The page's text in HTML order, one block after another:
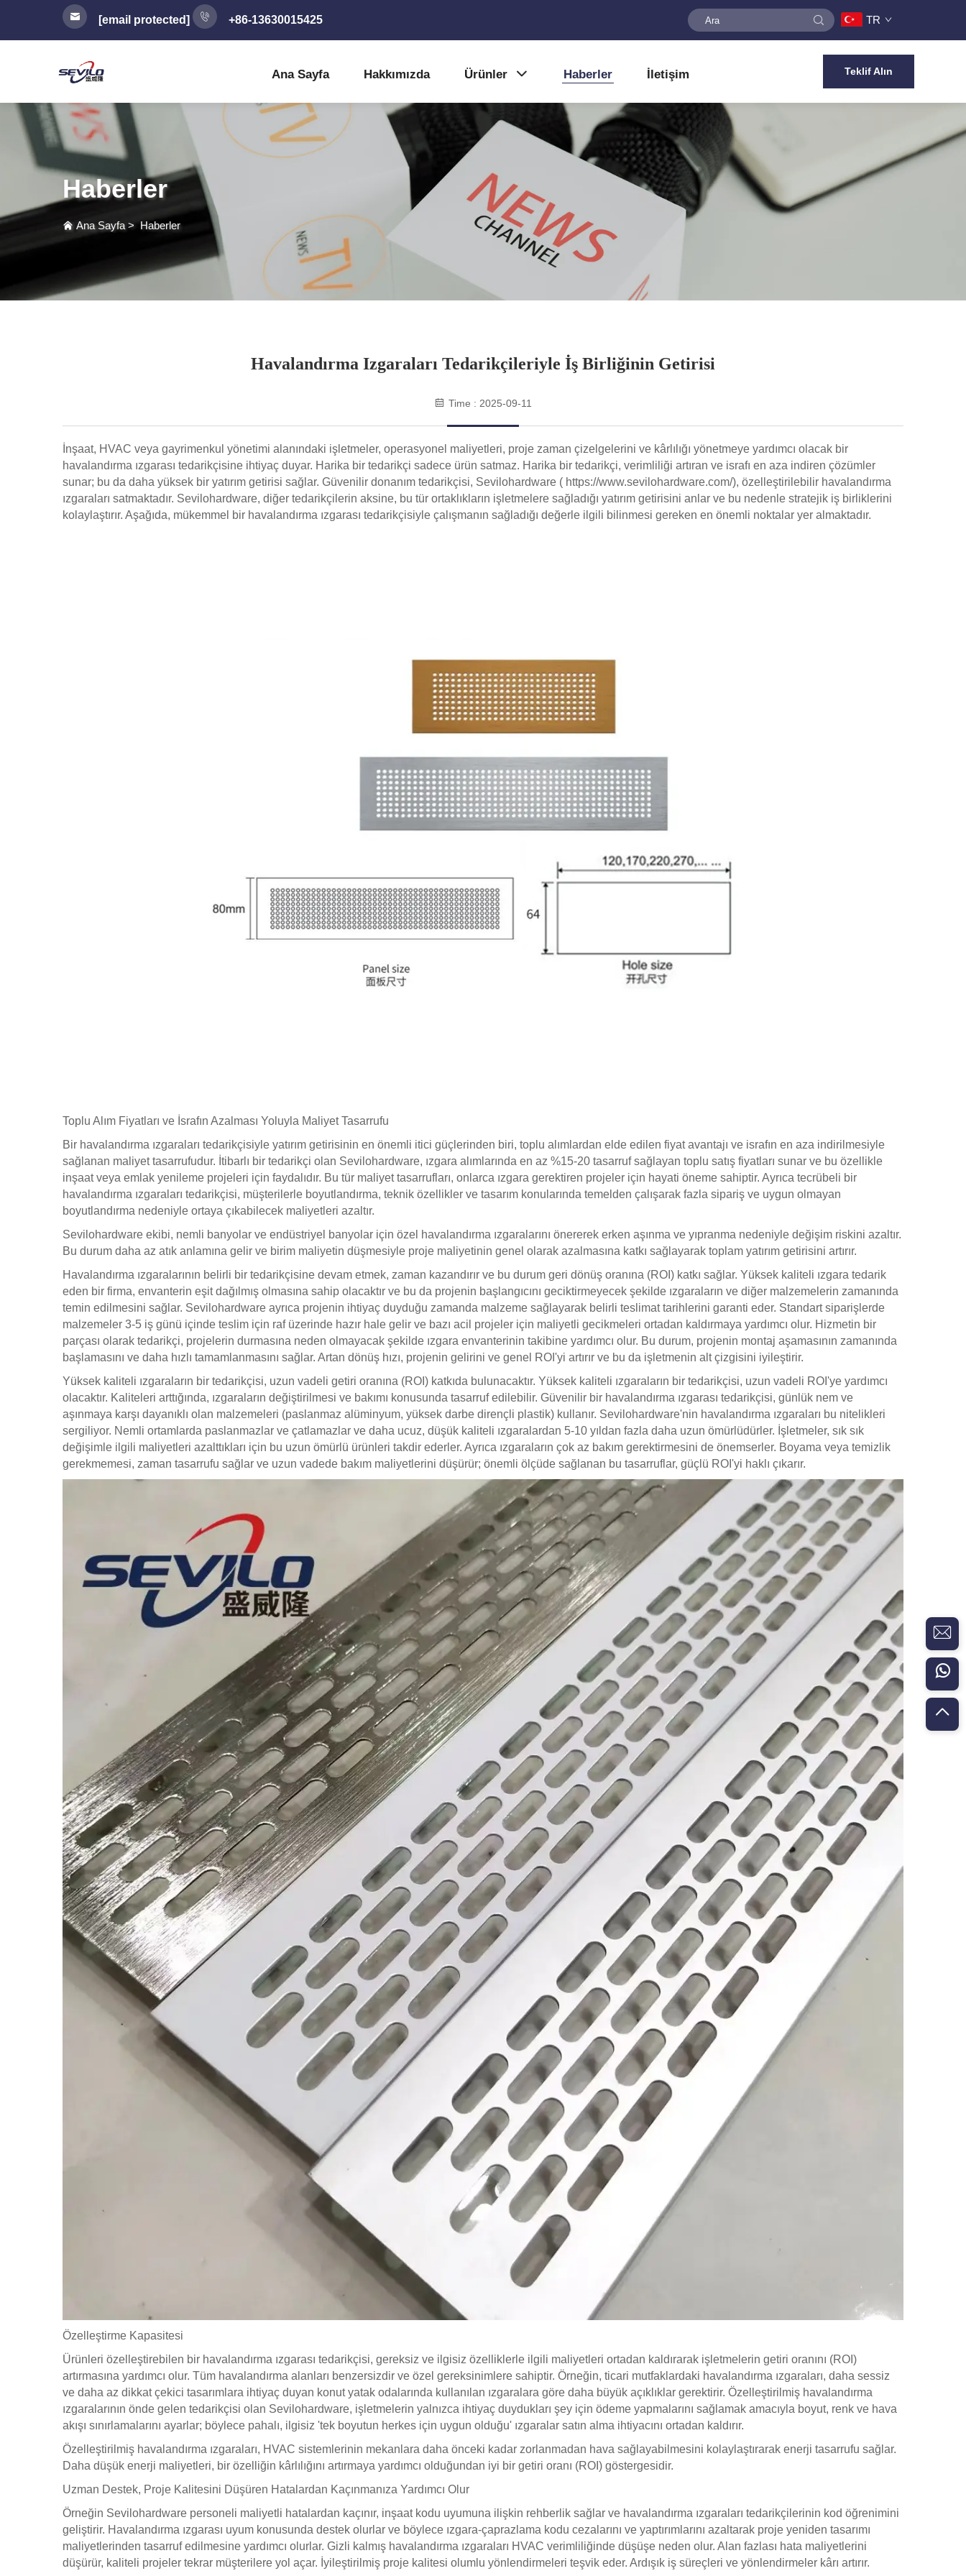
[email protected] +86-13630015425 TR
Ana Sayfa Hakkımızda Ürünler Haberler İletişim Teklif Alın
Haberler
Ana Sayfa >Haberler
Havalandırma Izgaraları Tedarikçileriyle İş Birliğinin Getirisi
Time : 2025-09-11
İnşaat, HVAC veya gayrimenkul yönetimi alanındaki işletmeler, operasyonel maliyetleri, proje zaman çizelgelerini ve kârlılığı yönetmeye yardımcı olacak bir
havalandırma ızgarası tedarikçisine ihtiyaç duyar. Harika bir tedarikçi sadece ürün satmaz. Harika bir tedarikçi, verimliliği artıran ve israfı en aza indiren çözümler
sunar; bu da daha yüksek bir yatırım getirisi sağlar. Güvenilir donanım tedarikçisi, Sevilohardware ( https://www.sevilohardware.com/), özelleştirilebilir havalandırma
ızgaraları satmaktadır. Sevilohardware, diğer tedarikçilerin aksine, bu tür ortaklıkların işletmelere sağladığı yatırım getirisini anlar ve bu nedenle stratejik iş birliklerini
kolaylaştırır. Aşağıda, mükemmel bir havalandırma ızgarası tedarikçisiyle çalışmanın sağladığı değerle ilgili bilinmesi gereken en önemli noktalar yer almaktadır. ​
Toplu Alım Fiyatları ve İsrafın Azalması Yoluyla Maliyet Tasarrufu
Bir havalandırma ızgaraları tedarikçisiyle yatırım getirisinin en önemli itici güçlerinden biri, toplu alımlardan elde edilen fiyat avantajı ve israfın en aza indirilmesiyle
sağlanan maliyet tasarrufudur. İtibarlı bir tedarikçi olan Sevilohardware, ızgara alımlarında en az %15-20 tasarruf sağlayan toplu satış fiyatları sunar ve bu özellikle
inşaat veya emlak yenileme projeleri için faydalıdır. Bu tür maliyet tasarrufları, onlarca ızgara gerektiren projeler için hayati öneme sahiptir. Ayrıca tecrübeli bir
havalandırma ızgaraları tedarikçisi, müşterilerle boyutlandırma, teknik özellikler ve tasarım konularında temelden çalışarak fazla sipariş ve uygun olmayan
boyutlandırma nedeniyle ortaya çıkabilecek maliyetleri azaltır.
Sevilohardware ekibi, nemli banyolar ve endüstriyel banyolar için özel havalandırma ızgaralarını önererek erken aşınma ve yıpranma nedeniyle değişim riskini azaltır.
Bu durum daha az atık anlamına gelir ve birim maliyetin düşmesiyle proje maliyetinin genel olarak azalmasına katkı sağlayarak toplam yatırım getirisini artırır.
Havalandırma ızgaralarının belirli bir tedarikçisine devam etmek, zaman kazandırır ve bu durum geri dönüş oranına (ROI) katkı sağlar. Yüksek kaliteli ızgara tedarik
eden bir firma, envanterin eşit dağılmış olmasına sahip olacaktır ve bu da projenin başlangıcını geciktirmeyecek şekilde ızgaraların ve diğer malzemelerin zamanında
temin edilmesini sağlar. Sevilohardware ayrıca projenin ihtiyaç duyduğu zamanda malzeme sağlayarak belirli teslimat tarihlerini garanti eder. Standart siparişlerde
malzemeler 3-5 iş günü içinde teslim için raf üzerinde hazır hale gelir ve bazı acil projeler için maliyetli gecikmeleri ortadan kaldırmaya yardımcı olur. Hizmetin bir
parçası olarak tedarikçi, projelerin durmasına neden olmayacak şekilde ızgara envanterinin takibine yardımcı olur. Bu durum, projenin montaj aşamasının zamanında
başlamasını ve daha hızlı tamamlanmasını sağlar. Artan dönüş hızı, projenin gelirini ve genel ROI'yi artırır ve bu da işletmenin alt çizgisini iyileştirir.
Yüksek kaliteli ızgaraların bir tedarikçisi, uzun vadeli getiri oranına (ROI) katkıda bulunacaktır. Yüksek kaliteli ızgaraların bir tedarikçisi, uzun vadeli ROI'ye yardımcı
olacaktır. Kaliteleri arttığında, ızgaraların değiştirilmesi ve bakımı konusunda tasarruf edilebilir. Güvenilir bir havalandırma ızgarası tedarikçisi, günlük nem ve
aşınmaya karşı dayanıklı olan malzemeleri (paslanmaz alüminyum, yüksek darbe dirençli plastik) kullanır. Sevilohardware'nin havalandırma ızgaraları bu nitelikleri
sergiliyor. Nemli ortamlarda paslanmazlar ve çatlamazlar ve daha ucuz, düşük kaliteli ızgaralardan 5-10 yıldan fazla daha uzun ömürlüdürler. İşletmeler, sık sık
değişimle ilgili maliyetleri azalttıkları için bu uzun ömürlü ürünleri takdir ederler. Ayrıca ızgaraların çok az bakım gerektirmesini de önemserler. Boyama veya temizlik
gerekmemesi, zaman tasarrufu sağlar ve uzun vadede bakım maliyetlerini düşürür; önemli ölçüde sağlanan bu tasarruflar, güçlü ROI'yi haklı çıkarır.
Özelleştirme Kapasitesi
Ürünleri özelleştirebilen bir havalandırma ızgarası tedarikçisi, gereksiz ve ilgisiz özelliklerle ilgili maliyetleri ortadan kaldırarak işletmelerin getiri oranını (ROI)
artırmasına yardımcı olur. Tüm havalandırma alanları benzersizdir ve özel gereksinimlere sahiptir. Örneğin, ticari mutfaklardaki havalandırma ızgaraları, daha sessiz
ve daha az dikkat çekici tasarımlara ihtiyaç duyan konut yatak odalarında kullanılan ızgaralara göre daha büyük açıklıklar gerektirir. Özelleştirilmiş havalandırma
ızgaralarının önde gelen tedarikçisi olan Sevilohardware, işletmelerin yalnızca ihtiyaç duydukları şey için ödeme yapmalarını sağlamak amacıyla boyut, renk ve hava
akışı sınırlamalarını ayarlar; böylece pahalı, ilgisiz 'tek boyutun herkes için uygun olduğu' ızgaralar satın alma ihtiyacını ortadan kaldırır.
Özelleştirilmiş havalandırma ızgaraları, HVAC sistemlerinin mekanlara daha önceki kadar zorlanmadan hava sağlayabilmesini kolaylaştırarak enerji tasarrufu sağlar.
Daha düşük enerji maliyetleri, bir özelliğin kârlılığını artırmaya yardımcı olduğundan iyi bir getiri oranı (ROI) göstergesidir.
Uzman Destek, Proje Kalitesini Düşüren Hatalardan Kaçınmanıza Yardımcı Olur
Örneğin Sevilohardware personeli maliyetli hatalardan kaçınır, inşaat kodu uyumuna ilişkin rehberlik sağlar ve havalandırma ızgaraları tedarikçilerinin kod öğrenimini
geliştirir. Havalandırma ızgarası uyum konusunda destek olurlar ve böylece ızgara-çaprazlama kodu cezalarını ve yaptırımlarını azaltarak proje yeniden tasarımı
maliyetlerinden tasarruf edilmesine yardımcı olurlar. Gizli kalmış havalandırma ızgaraları HVAC verimliliğinde düşüşe neden olur. Alan fazlası hata maliyetlerini
düşürür, kaliteli projeler tekrar müşterilere yol açar. İyileştirilmiş proje kalitesi olumlu yönlendirmeleri teşvik eder. Ardışık iş süreçleri ve yönlendirmeler kârı artırır.